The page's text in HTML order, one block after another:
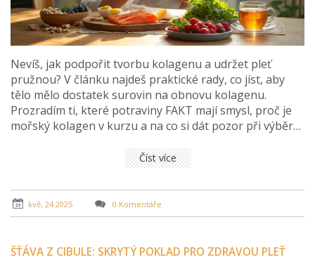
Nevíš, jak podpořit tvorbu kolagenu a udržet pleť
pružnou? V článku najdeš praktické rady, co jíst, aby
tělo mělo dostatek surovin na obnovu kolagenu.
Prozradím ti, které potraviny FAKT mají smysl, proč je
mořský kolagen v kurzu a na co si dát pozor při výběru
aby ti pokožka i klouby poděkovaly.
Číst více
kvě, 24 2025 0 Komentáře
ŠŤÁVA Z CIBULE: SKRYTÝ POKLAD PRO ZDRAVOU PLEŤ